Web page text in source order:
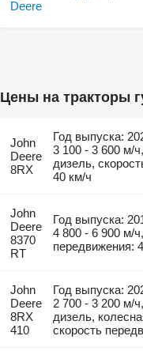
Цены на тракторы
John
Deere
8RX
Год выпуска:
3 100 - 3 600 м/
дизель,
40 км/ч
John
Deere
8370
RT
Год выпуска:
4 800 - 6 900 м/
передвижения:
John
Deere
8RX
410
Год выпуска:
2 700 - 3 200 м/
дизель,
скорость